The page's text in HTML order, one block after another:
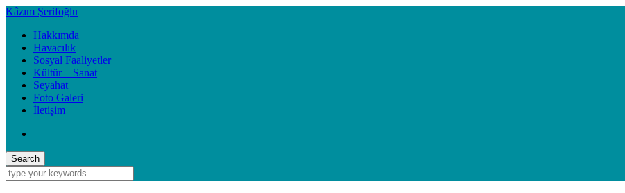
Kâzım Şerifoğlu
Hakkımda
Havacılık
Sosyal Faaliyetler
Kültür – Sanat
Seyahat
Foto Galeri
İletişim